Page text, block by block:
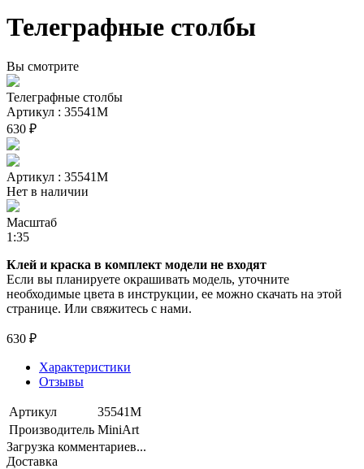
Телеграфные столбы
Вы смотрите
Телеграфные столбы
Артикул : 35541М
630 ₽
Артикул : 35541М
Нет в наличии
Масштаб
1:35
Клей и краска в комплект модели не входят
Если вы планируете окрашивать модель, уточните
необходимые цвета в инструкции, ее можно скачать на этой
странице. Или свяжитесь с нами.
630 ₽
Характеристики
Отзывы
Артикул
35541М
Производитель MiniArt
Загрузка комментариев...
Доставка